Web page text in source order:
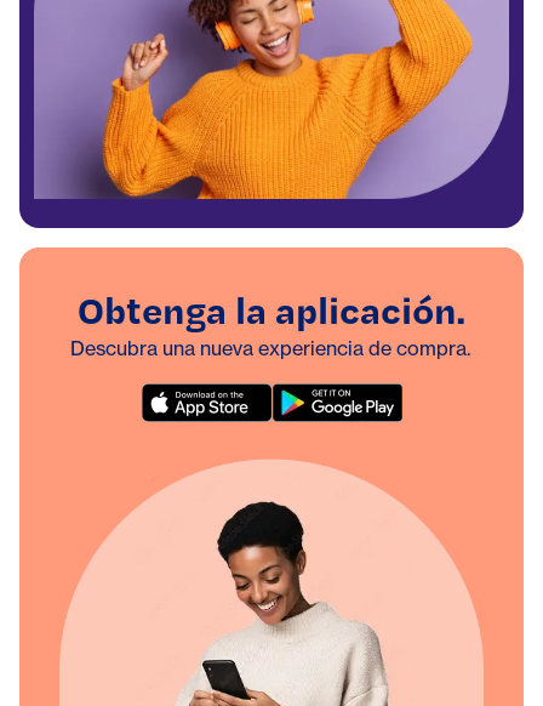
Obtenga la aplicación.
Descubra una nueva experiencia de compra.